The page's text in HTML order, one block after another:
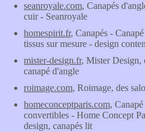
seanroyale.com, Canapés
cuir - Seanroyale
homespirit.fr, Canapés -
tissus sur mesure - design
mister-design.fr, Mister Design,
canapé d'angle
roimage.com, Roimage, des
homeconceptparis.com,
convertibles - Home Concept
design, canapés lit